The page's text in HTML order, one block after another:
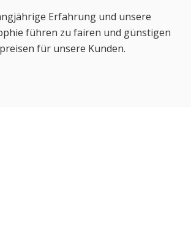
Erfahrung und unsere
führen zu fairen und günstigen
für unsere Kunden.